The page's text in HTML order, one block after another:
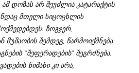
ამ დოზას არ შეუძლია კატარაქტის
მთელი სიცოცხლის
ზოგჯერ,
მუშაობის შემდეგ, წარმოიქმნება
“შეფერადების” შეგრძნება.
ნიშანი კი არა,